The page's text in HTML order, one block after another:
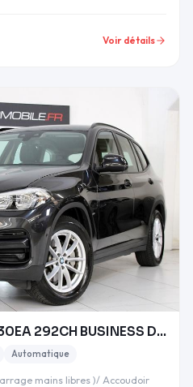
Voir détails
BMW X3 (G01) XDRIVE30EA 292CH BUSINESS DESIGN BVA8
Automatique
mains libres )/ Accoudoir